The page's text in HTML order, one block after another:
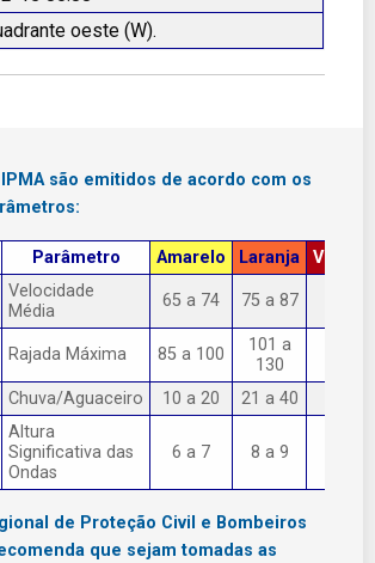
oeste (W).
são emitidos de acordo com os
Parâmetro Amarelo Laranja
Velocidade
Média
65 a 74 75 a 87
Rajada Máxima 85 a 100
101 a
130
Chuva/Aguaceiro 10 a 20 21 a 40
Altura
Significativa das
Ondas
6 a 7 8 a 9
de Proteção Civil e Bombeiros
que sejam tomadas as